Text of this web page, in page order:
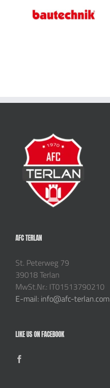
AFC TERLAN
St. Peterweg 79
39018 Terlan
MwSt.Nr.: IT01513790210
E-mail: info@afc-terlan.com
LIKE US ON FACEBOOK